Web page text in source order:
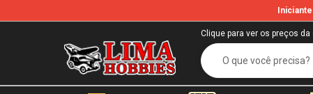
b Clique para ver os preços